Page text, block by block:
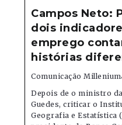
Campos Neto:
dois
emprego
histórias
Comunicação Millenium
Depois de o ministro
Guedes, criticar o
Geografia e Estatística